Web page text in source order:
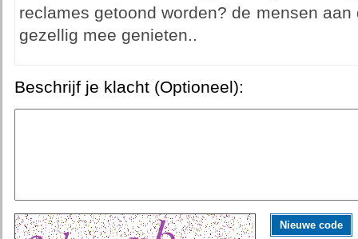
reclames getoond worden? de mensen
gezellig mee genieten..
Beschrijf je klacht (Optioneel):
Nieuwe code